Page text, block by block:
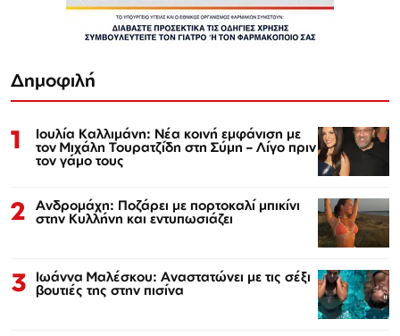
Δημοφιλή
1 Ιουλία Καλλιμάνη: Νέα κοινή εμφάνιση με
τον Μιχάλη Τουρατζίδη στη Σύμη – Λίγο πριν
τον γάμο τους
2 Ανδρομάχη: Ποζάρει με πορτοκαλί μπικίνι
στην Κυλλήνη και εντυπωσιάζει
3 Ιωάννα Μαλέσκου: Αναστατώνει με τις σέξι
βουτιές της στην πισίνα